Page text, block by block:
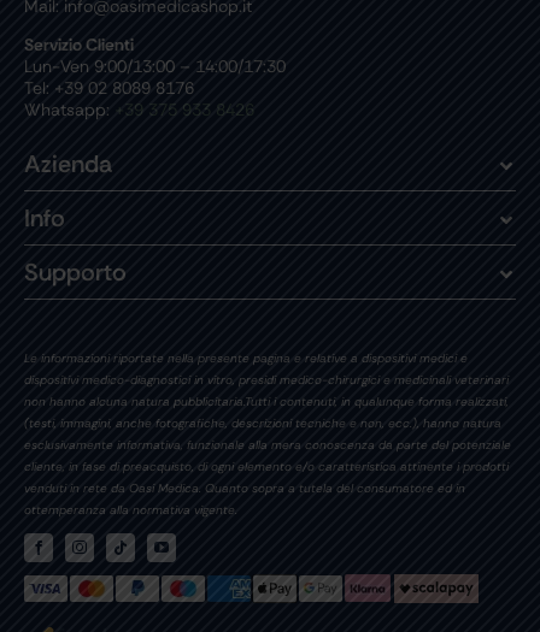
Mail: info@oasimedicashop.it
Servizio Clienti
Lun-Ven 9:00/13:00 – 14:00/17:30
Tel: +39 02 8089 8176
Whatsapp: +39 375 933 8426
Azienda
Info
Supporto
Le informazioni riportate nella presente pagina e relative a dispositivi medici e
dispositivi medico-diagnostici in vitro, presidi medico-chirurgici e medicinali veterinari
non hanno alcuna natura pubblicitaria.Tutti i contenuti, in qualunque forma realizzati,
(testi, immagini, anche fotografiche, descrizioni tecniche e non, ecc.), hanno natura
esclusivamente informativa, funzionale alla mera conoscenza da parte del potenziale
cliente, in fase di preacquisto, di ogni elemento e/o caratteristica attinente i prodotti
venduti in rete da Oasi Medica. Quanto sopra a tutela del consumatore ed in
ottemperanza alla normativa vigente.